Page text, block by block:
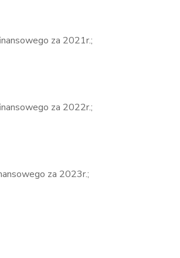
za 2021r.;
za 2022r.;
za 2023r.;